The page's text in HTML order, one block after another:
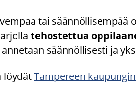
tai sään­nöl­li­sem­pää
te­hos­tet­tua
sään­nöl­li­ses­ti ja
löy­dätTam­pe­reen